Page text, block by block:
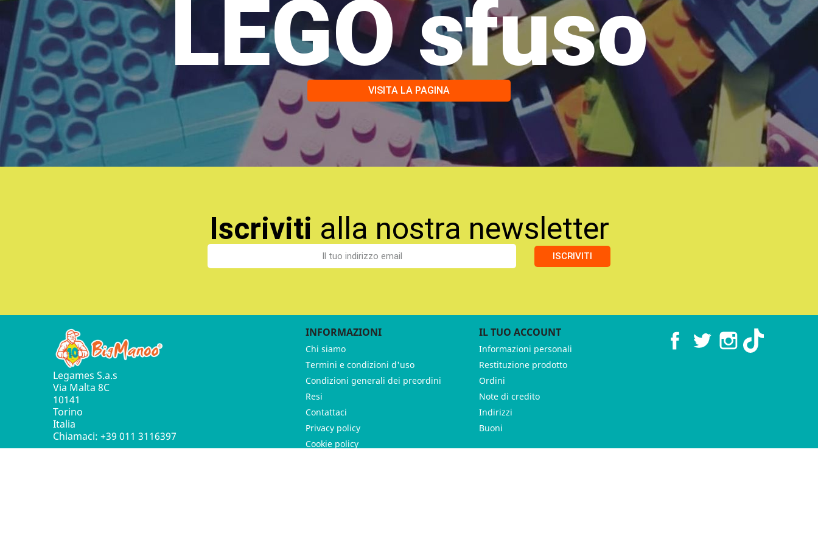
LEGO sfuso
VISITA LA PAGINA
Iscriviti alla nostra newsletter
ISCRIVITI
Legames S.a.s
Via Malta 8C
10141
Torino
Italia
Chiamaci: +39 011 3116397
INFORMAZIONI
Chi siamo
Termini e condizioni d'uso
Condizioni generali dei preordini
Resi
Contattaci
Privacy policy
Cookie policy
IL TUO ACCOUNT
Informazioni personali
Restituzione prodotto
Ordini
Note di credito
Indirizzi
Buoni
FacebookTwitter Instagram